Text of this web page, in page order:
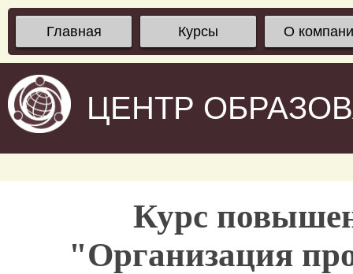
Главная Курсы О
ЦЕНТР
Курс
"Организация